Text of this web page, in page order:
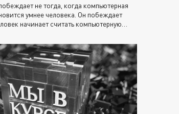
не тогда, когда компьютерная
умнее человека. Он побеждает
начинает считать компьютерную